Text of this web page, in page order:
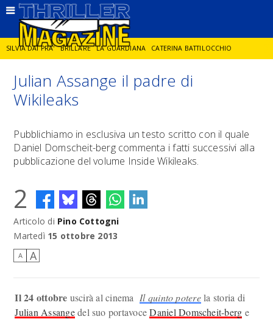
SILVIA DAI PRA' BRILLARE LA GUARDIANA CATERINA BATTILOCCHIO
JORGE DIAZ LA SPIA DELITTO IN CORNICE GIANCARLO DE CATALDO
Julian Assange il padre di
Wikileaks
Pubblichiamo in esclusiva un testo scritto con il quale
Daniel Domscheit-berg commenta i fatti successivi alla
pubblicazione del volume Inside Wikileaks.
2
Articolo di Pino Cottogni
Martedì 15 ottobre 2013
A A
Il 24 ottobre uscirà al cinema Il quinto poterela storia di
Julian Assangedel suo portavoceDaniel Domscheit-berg e